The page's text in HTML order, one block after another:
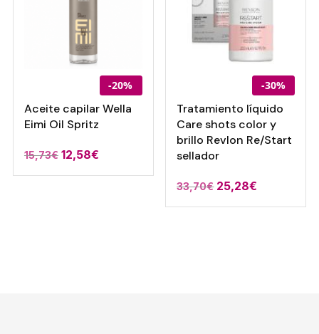
-20%
Aceite capilar Wella
Eimi Oil Spritz
15,73€ El
precio
12,58€El
precio
-30%
Tratamiento líquido
Care shots color y
brillo Revlon Re/Start
sellador
33,70€ 25,28€